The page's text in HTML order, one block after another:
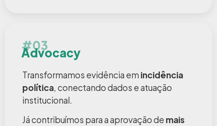
#03
Advocacy
Transformamos evidência em incidência
política, conectando dados e atuação
institucional.
Já contribuímos para a aprovação de mais